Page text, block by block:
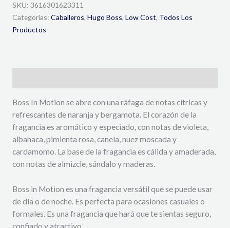
SKU: 3616301623311
Categorías: Caballeros, Hugo Boss, Low Cost, Todos Los
Productos
Boss In Motion se abre con una ráfaga de notas cítricas y
refrescantes de naranja y bergamota. El corazón de la
fragancia es aromático y especiado, con notas de violeta,
albahaca, pimienta rosa, canela, nuez moscada y
cardamomo. La base de la fragancia es cálida y amaderada,
con notas de almizcle, sándalo y maderas.
Boss in Motion es una fragancia versátil que se puede usar
de día o de noche. Es perfecta para ocasiones casuales o
formales. Es una fragancia que hará que te sientas seguro,
confiado y atractivo.